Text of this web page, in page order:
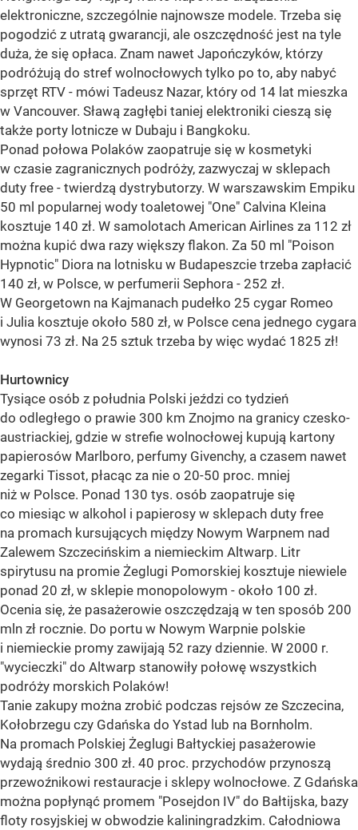
elektroniczne, szczególnie najnowsze modele. Trzeba się
pogodzić z utratą gwarancji, ale oszczędność jest na tyle
duża, że się opłaca. Znam nawet Japończyków, którzy
podróżują do stref wolnocłowych tylko po to, aby nabyć
sprzęt RTV - mówi Tadeusz Nazar, który od 14 lat mieszka
w Vancouver. Sławą zagłębi taniej elektroniki cieszą się
także porty lotnicze w Dubaju i Bangkoku.
Ponad połowa Polaków zaopatruje się w kosmetyki
w czasie zagranicznych podróży, zazwyczaj w sklepach
duty free - twierdzą dystrybutorzy. W warszawskim Empiku
50 ml popularnej wody toaletowej "One" Calvina Kleina
kosztuje 140 zł. W samolotach American Airlines za 112 zł
można kupić dwa razy większy flakon. Za 50 ml "Poison
Hypnotic" Diora na lotnisku w Budapeszcie trzeba zapłacić
140 zł, w Polsce, w perfumerii Sephora - 252 zł.
W Georgetown na Kajmanach pudełko 25 cygar Romeo
i Julia kosztuje około 580 zł, w Polsce cena jednego cygara
wynosi 73 zł. Na 25 sztuk trzeba by więc wydać 1825 zł!
Hurtownicy
Tysiące osób z południa Polski jeździ co tydzień
do odległego o prawie 300 km Znojmo na granicy czesko-
austriackiej, gdzie w strefie wolnocłowej kupują kartony
papierosów Marlboro, perfumy Givenchy, a czasem nawet
zegarki Tissot, płacąc za nie o 20-50 proc. mniej
niż w Polsce. Ponad 130 tys. osób zaopatruje się
co miesiąc w alkohol i papierosy w sklepach duty free
na promach kursujących między Nowym Warpnem nad
Zalewem Szczecińskim a niemieckim Altwarp. Litr
spirytusu na promie Żeglugi Pomorskiej kosztuje niewiele
ponad 20 zł, w sklepie monopolowym - około 100 zł.
Ocenia się, że pasażerowie oszczędzają w ten sposób 200
mln zł rocznie. Do portu w Nowym Warpnie polskie
i niemieckie promy zawijają 52 razy dziennie. W 2000 r.
"wycieczki" do Altwarp stanowiły połowę wszystkich
podróży morskich Polaków!
Tanie zakupy można zrobić podczas rejsów ze Szczecina,
Kołobrzegu czy Gdańska do Ystad lub na Bornholm.
Na promach Polskiej Żeglugi Bałtyckiej pasażerowie
wydają średnio 300 zł. 40 proc. przychodów przynoszą
przewoźnikowi restauracje i sklepy wolnocłowe. Z Gdańska
można popłynąć promem "Posejdon IV" do Bałtijska, bazy
floty rosyjskiej w obwodzie kaliningradzkim. Całodniowa